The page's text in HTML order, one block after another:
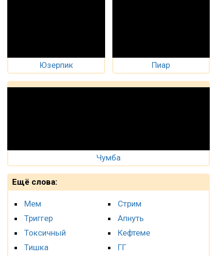
Юзерпик Пиар
Чумба
Ещё слова:
Мем
Триггер
Токсичный
Тишка
Стрим
Апнуть
Кефтеме
ГГ